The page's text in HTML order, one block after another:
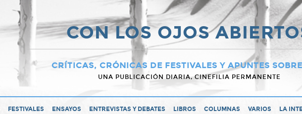
CON LOS OJOS
CRÍTICAS, CRÓNICAS DE FESTIVALES Y APUNTES
UNA PUBLICACIÓN DIARIA, CINEFILIA PERMANENTE
FESTIVALES ENSAYOS ENTREVISTAS Y DEBATES LIBROS COLUMNAS VARIOS LA